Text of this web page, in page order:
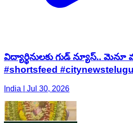
విద్యార్థినులకు గుడ్ న్యూస్.. మెనూ
#shortsfeed
India | Jul 30, 2026